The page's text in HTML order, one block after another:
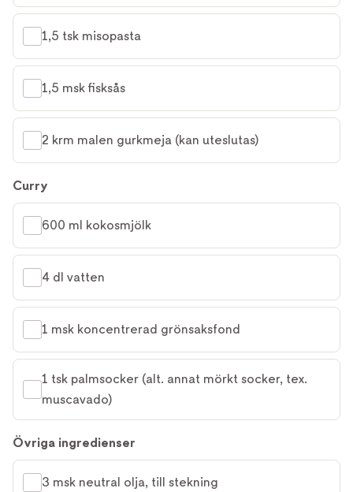
1,5 tsk misopasta
1,5 msk fisksås
2 krm malen gurkmeja (kan uteslutas)
Curry
600 ml kokosmjölk
4 dl vatten
1 msk koncentrerad grönsaksfond
1 tsk palmsocker (alt. annat mörkt socker, tex.
muscavado)
Övriga ingredienser
3 msk neutral olja, till stekning